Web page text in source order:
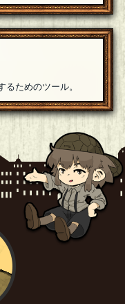
天童魔子さんの助手を
年06月09日 18:46]
るためのツール。